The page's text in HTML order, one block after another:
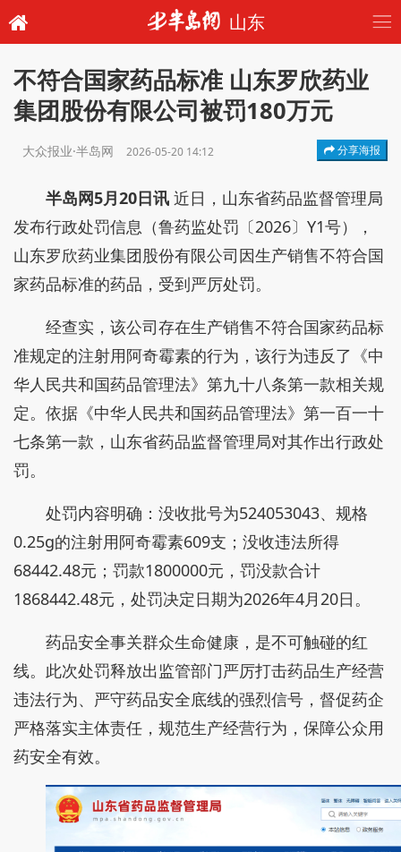
山东
不符合国家药品标准 山东罗欣药业
集团股份有限公司被罚180万元
大众报业·半岛网 2026-05-20 14:12 分享海报
半岛网5月20日讯 近日，山东省药品监督管理局
发布行政处罚信息（鲁药监处罚〔2026〕Y1号），
山东罗欣药业集团股份有限公司因生产销售不符合国
家药品标准的药品，受到严厉处罚。
经查实，该公司存在生产销售不符合国家药品标
准规定的注射用阿奇霉素的行为，该行为违反了《中
华人民共和国药品管理法》第九十八条第一款相关规
定。依据《中华人民共和国药品管理法》第一百一十
七条第一款，山东省药品监督管理局对其作出行政处
罚。
处罚内容明确：没收批号为524053043、规格
0.25g的注射用阿奇霉素609支；没收违法所得
68442.48元；罚款1800000元，罚没款合计
1868442.48元，处罚决定日期为2026年4月20日。
药品安全事关群众生命健康，是不可触碰的红
线。此次处罚释放出监管部门严厉打击药品生产经营
违法行为、严守药品安全底线的强烈信号，督促药企
严格落实主体责任，规范生产经营行为，保障公众用
药安全有效。